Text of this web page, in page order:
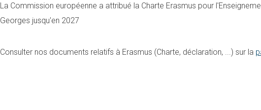
La Commission européenne a attribué la Charte Erasmus pour
Georges jusqu'en 2027
Consulter nos documents relatifs à Erasmus (Charte, déclaration, ...) sur la